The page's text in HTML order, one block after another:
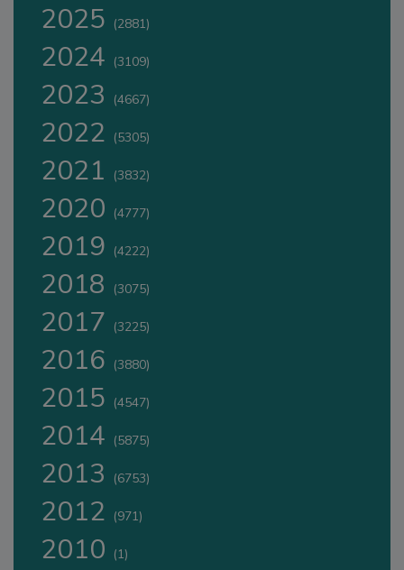
2025 (2881)
2024 (3109)
2023 (4667)
2022 (5305)
2021 (3832)
2020 (4777)
2019 (4222)
2018 (3075)
2017 (3225)
2016 (3880)
2015 (4547)
2014 (5875)
2013 (6753)
2012 (971)
2010 (1)